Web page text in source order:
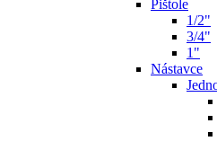
Pištole
1/2"
3/4"
1"
Nástavce